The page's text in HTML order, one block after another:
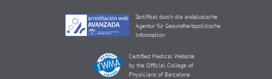
Zertifikat durch die andalusische
Agentur für Gesundheitspolitische
Information
Certified Medical Website
by the Official College of
Physicians of Barcelona